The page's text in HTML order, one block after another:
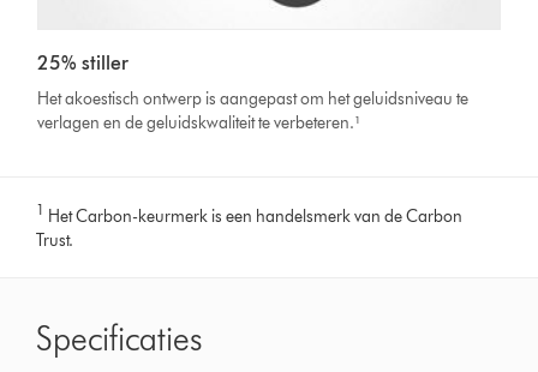
25% stiller
Het akoestisch ontwerp is aangepast om het geluidsniveau te
verlagen en de geluidskwaliteit te verbeteren.¹
1 Het Carbon-keurmerk is een handelsmerk van de Carbon
Trust.
Specificaties